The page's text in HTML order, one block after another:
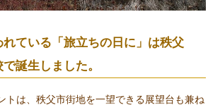
ている「旅立ちの日に」は秩父
誕生しました。
トは、秩父市街地を一望できる展望台も兼ね